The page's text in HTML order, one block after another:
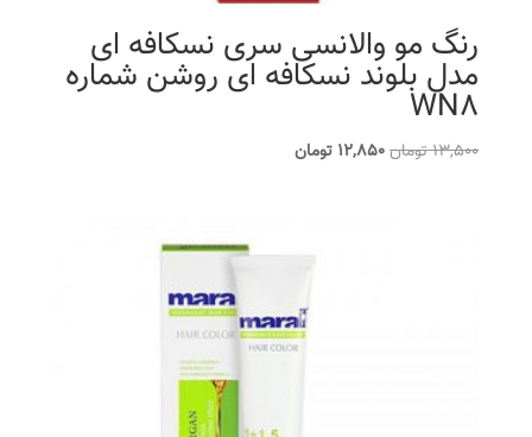
رنگ مو والانسی سری نسکافه ای
مدل بلوند نسکافه ای روشن شماره
WN8
13,500تومانقیمت
12,850 تومانقیمت